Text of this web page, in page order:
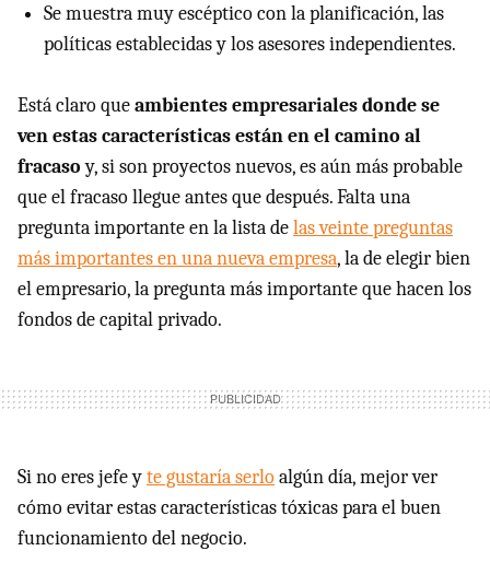
Se muestra muy escéptico con la planificación, las
políticas establecidas y los asesores independientes.
Está claro queambientes empresariales donde se
ven estas características están en el camino al
fracasoy, si son proyectos nuevos, es aún más probable
que el fracaso llegue antes que después. Falta una
pregunta importante en la lista delas veinte preguntas
más importantes en una nueva empresa, la de elegir bien
el empresario, la pregunta más importante que hacen los
fondos de capital privado.
Si no eres jefe yte gustaría serloalgún día, mejor ver
cómo evitar estas características tóxicas para el buen
funcionamiento del negocio.